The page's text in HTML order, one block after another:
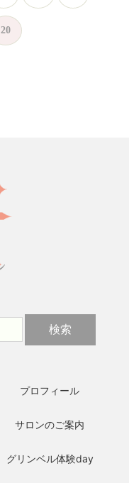
20
プロフィール
サロンのご案内
グリンベル体験day